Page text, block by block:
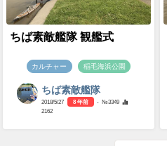
ちば素敵艦隊 観艦式
カルチャー 稲毛海浜公園
ちば素敵艦隊
2018/5/27 8 年前
- №3349
2162